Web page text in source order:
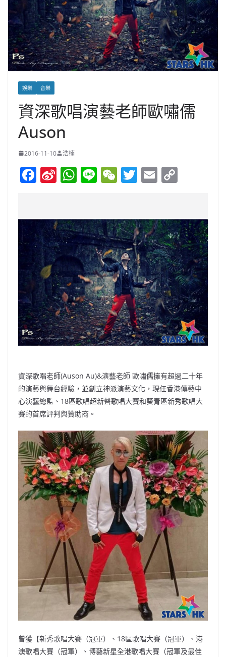
娛樂 音樂
資深歌唱演藝老師歐嘯儒
Auson
2016-11-10 浩楠
F
e
b
o
o
k
Si
W
ei
b
o
W
s
A
p
p
Li W
h
at
T
er
E
l y
Li
n
k
資深歌唱老師(Auson Au)&演藝老師 歐嘯儒擁有超過二十年
的演藝與舞台經驗，並創立神派演藝文化，現任香港傳藝中
心演藝總監、18區歌唱超新聲歌唱大賽和葵青區新秀歌唱大
賽的首席評判與贊助商。
曾獲【新秀歌唱大賽（冠軍）、18區歌唱大賽（冠軍）、港
澳歌唱大賽（冠軍）、博藝新星全港歌唱大賽（冠軍及最佳